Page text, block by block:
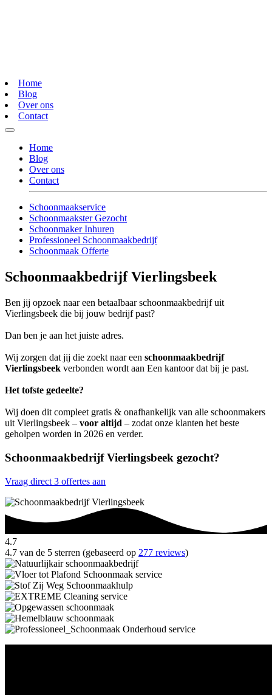
Home
Blog
Over ons
Contact
Home
Blog
Over ons
Contact
Schoonmaakservice
Schoonmaakster Gezocht
Schoonmaker Inhuren
Professioneel Schoonmaakbedrijf
Schoonmaak Offerte
Schoonmaakbedrijf Vierlingsbeek
Ben jij opzoek naar een betaalbaar schoonmaakbedrijf uit
Vierlingsbeek die bij jouw bedrijf past?
Dan ben je aan het juiste adres.
Wij zorgen dat jij die zoekt naar een schoonmaakbedrijf
Vierlingsbeek verbonden wordt aan Een kantoor dat bij je past.
Het tofste gedeelte?
Wij doen dit compleet gratis & onafhankelijk van alle schoonmakers
uit Vierlingsbeek – voor altijd – zodat onze klanten het beste
geholpen worden in 2026 en verder.
Schoonmaakbedrijf Vierlingsbeek gezocht?
Vraag direct 3 offertes aan
4.7
4.7 van de 5 sterren (gebaseerd op 277 reviews)